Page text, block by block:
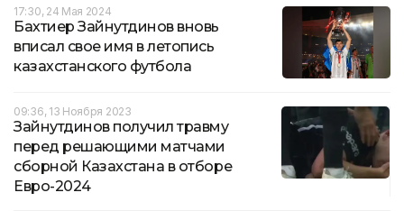
17:30, 24 Мая 2024
Бахтиер Зайнутдинов вновь
вписал свое имя в летопись
казахстанского футбола
09:36, 13 Ноября 2023
Зайнутдинов получил травму
перед решающими матчами
сборной Казахстана в отборе
Евро-2024